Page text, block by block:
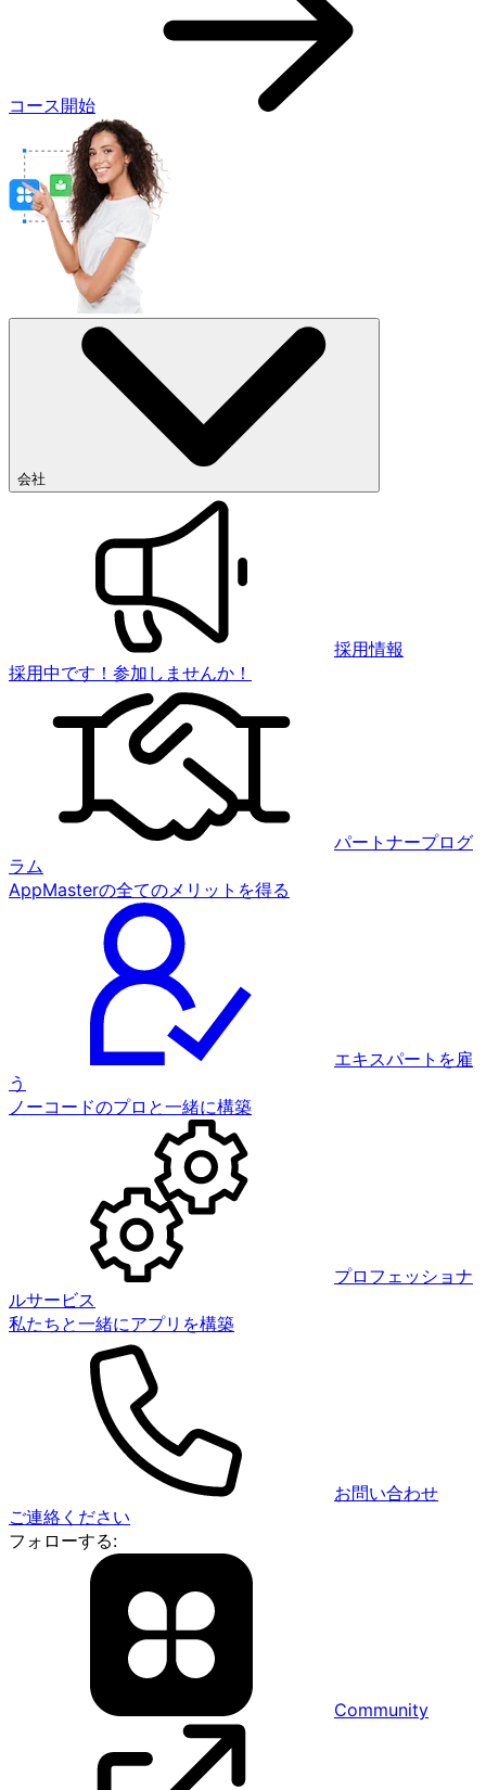
コース開始
会社
採用情報
採用中です！参加しませんか！
パートナープログ
ラム
AppMasterの全てのメリットを得る
エキスパートを雇
う
ノーコードのプロと一緒に構築
プロフェッショナ
ルサービス
私たちと一緒にアプリを構築
お問い合わせ
ご連絡ください
フォローする:
Community